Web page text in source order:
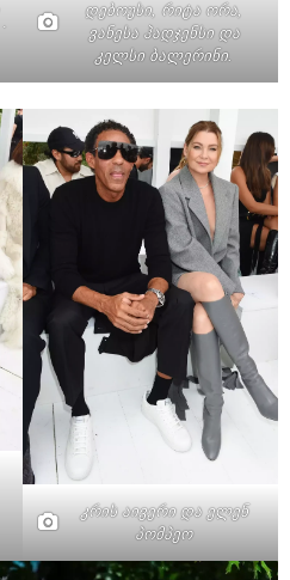
.
დებოუსი, რიტა ორა,
ვანესა ჰადჯენსი და
კელსი ბალერინი.
კრის აივერი და ელენ
პომპეო